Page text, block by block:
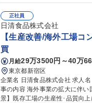
正社員
日清食品株式会社
【生産改善/海外工場
買
月給29万3500円～40万
東京都新宿区
企業名 日清食品株式会社 求人名 【生産改善/海外工場コンサル(日本在籍で海外工場担当)】グローバル強化中 仕
事の内容 海外事業の拡大に伴
景】既存工場の生産性･品質向